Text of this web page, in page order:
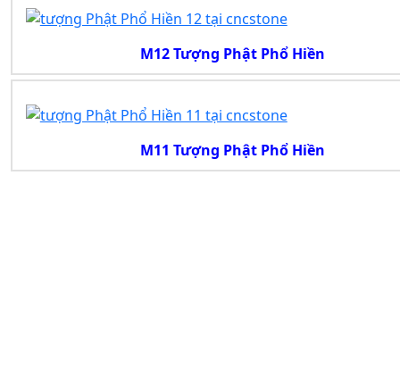
M12 Tượng Phật Phổ Hiền
M11 Tượng Phật Phổ Hiền